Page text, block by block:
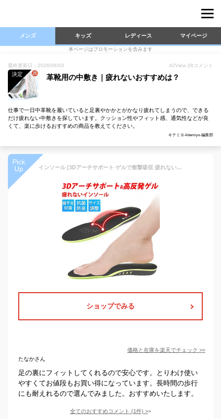
メンズ キッズ レディース マイページ
本ページはプロモーションを含みます
最終更新日：2026/06/03 42View 28 コメント
決定 革靴用の中敷き｜疲れないおすすめは？
仕事で一日中革靴を履いていると足裏やかかとがかなり疲れてしまうので、できる
だけ疲れない中敷きを探しています。クッション性やフィット感、通気性などが良
くて、楽に歩けるおすすめの商品を教えてください。
キテミヨ-kitemiyo-編集部
Pick
Up
インソール [3Dアーチサポート ゲルで衝撃吸収 疲れない 消臭 サイズ調整できる] 立ち仕事 扁平足 足底筋膜炎 土踏まず 靴 中敷き 中敷 スニーカー 革靴 シューズ ゴルフ 登山 スポーツ ウォーキング ランニング メンズ レディース LAD WEATHER ラドウェザー
ショップでみる
価格と在庫を楽天でチェック >>
たなかさん
足の裏にフィットしてくれるので安心です。とりわけ使い
やすくてお値段もお買い得になっています。長時間の歩行
にも耐えれるので選んでみました。おすすめいたします。
全てのおすすめコメント (1件) >